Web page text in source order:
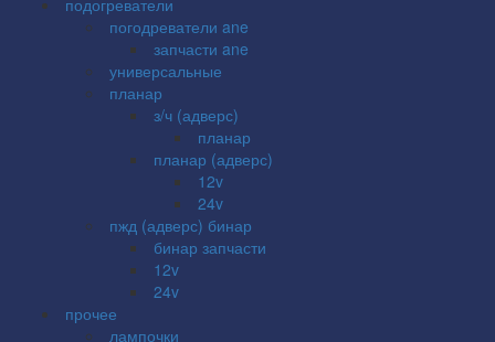
погодреватели ane
запчасти ane
универсальные
планар
з/ч (адверс)
планар
планар (адверс)
12v
24v
пжд (адверс) бинар
бинар запчасти
12v
24v
прочее
лампочки